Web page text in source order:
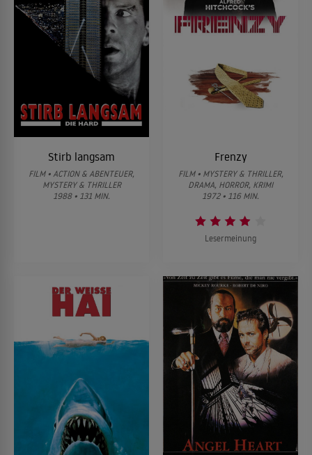
Stirb langsam
FILM • ACTION & ABENTEUER,
MYSTERY & THRILLER
1988 • 131 MIN.
Frenzy
FILM • MYSTERY & THRILLER,
DRAMA, HORROR, KRIMI
1972 • 116 MIN.
Lesermeinung